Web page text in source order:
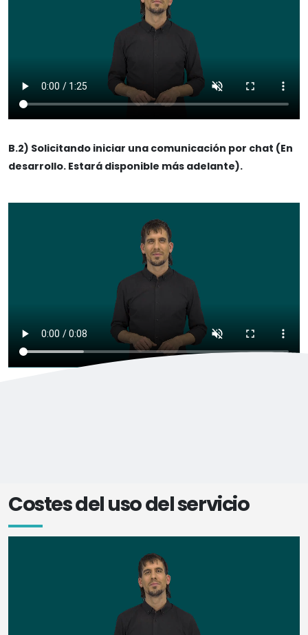
B.2) Solicitando iniciar una comunicación por chat (En
desarrollo. Estará disponible más adelante).
Costes del uso del servicio